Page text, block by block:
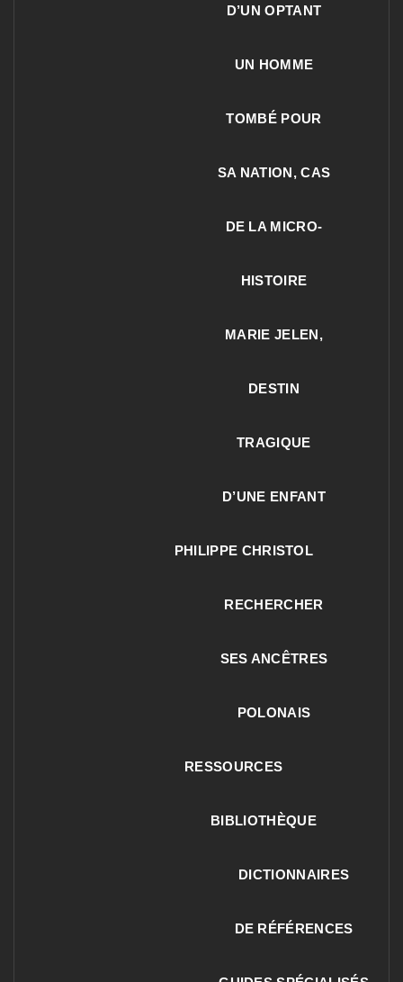
D’UN OPTANT
UN HOMME
TOMBÉ POUR
SA NATION, CAS
DE LA MICRO-
HISTOIRE
MARIE JELEN,
DESTIN
TRAGIQUE
D’UNE ENFANT
PHILIPPE CHRISTOL
RECHERCHER
SES ANCÊTRES
POLONAIS
RESSOURCES
BIBLIOTHÈQUE
DICTIONNAIRES
DE RÉFÉRENCES